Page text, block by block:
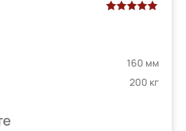
опроса
пользователей
160 мм
200 кг